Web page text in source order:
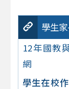
學生
12年國教
網
學生在校